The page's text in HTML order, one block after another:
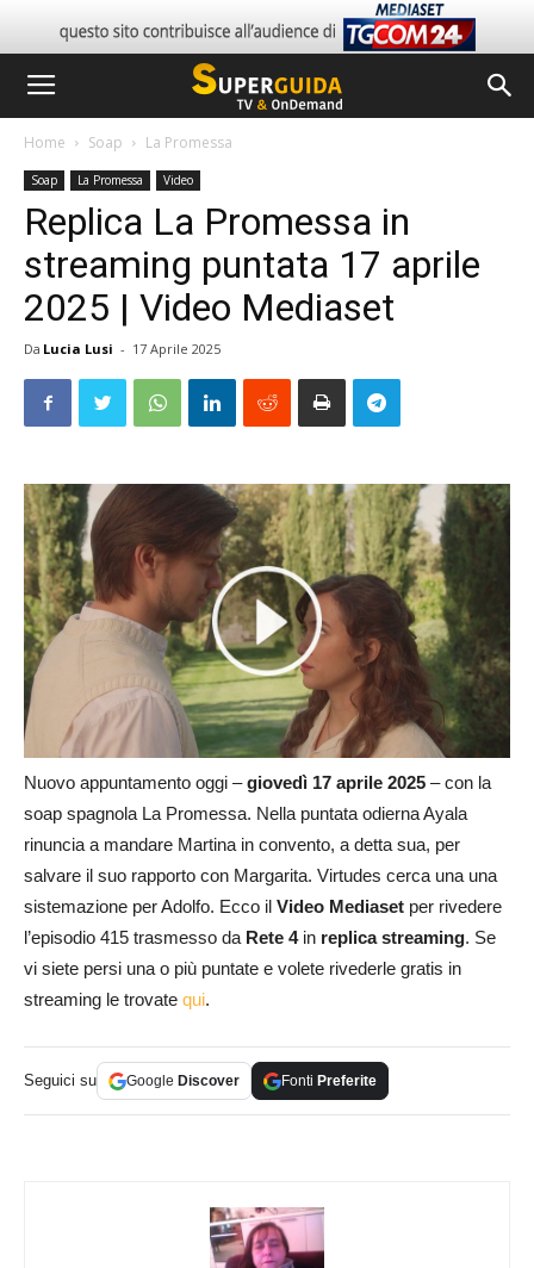
Home Soap La Promessa
Soap La Promessa Video
Replica La Promessa in
streaming puntata 17 aprile
2025 | Video Mediaset
Da Lucia Lusi - 17 Aprile 2025
Nuovo appuntamento oggi –giovedì 17 aprile 2025 – con la
soap spagnola La Promessa. Nella puntata odierna Ayala
rinuncia a mandare Martina in convento, a detta sua, per
salvare il suo rapporto con Margarita. Virtudes cerca una una
sistemazione per Adolfo. Ecco il Video Mediaset per rivedere
l’episodio 415 trasmesso da Rete 4in replica streaming. Se
vi siete persi una o più puntate e volete rivederle gratis in
streaming le trovate qui.
Seguici su Google Discover Fonti Preferite